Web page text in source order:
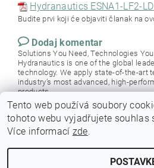
Hydranautics ESNA1-LF2-
Budite prvi koji će objaviti članak na
Dodaj komentar
Solutions You Need, Technologies
Hydranautics is one of the global
technology. We apply state-of-the-art
industry’s most advanced, high-
products.
Tento web používá soubory
tohoto webu vyjadřujete souhlas
Více informací zde.